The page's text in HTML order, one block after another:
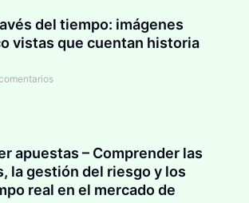
del tiempo: imágenes
vistas que cuentan historia
apuestas – Comprender las
la gestión del riesgo y los
real en el mercado de